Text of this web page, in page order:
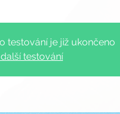
testování je již ukončeno
testování